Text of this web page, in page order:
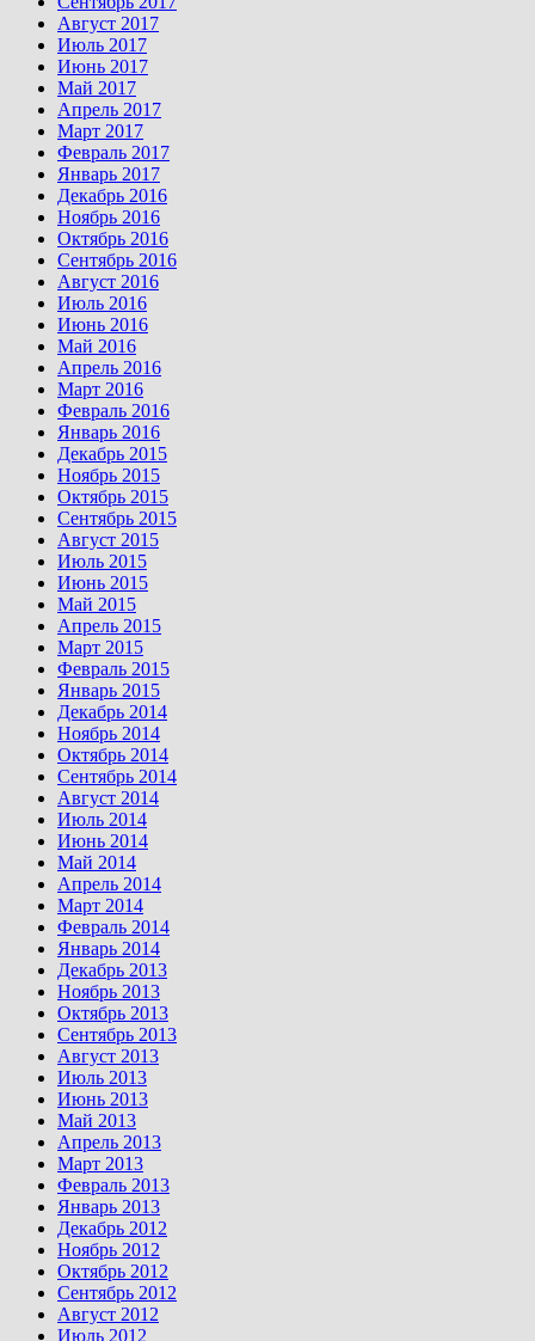
Август 2017
Июль 2017
Июнь 2017
Май 2017
Апрель 2017
Март 2017
Февраль 2017
Январь 2017
Декабрь 2016
Ноябрь 2016
Октябрь 2016
Сентябрь 2016
Август 2016
Июль 2016
Июнь 2016
Май 2016
Апрель 2016
Март 2016
Февраль 2016
Январь 2016
Декабрь 2015
Ноябрь 2015
Октябрь 2015
Сентябрь 2015
Август 2015
Июль 2015
Июнь 2015
Май 2015
Апрель 2015
Март 2015
Февраль 2015
Январь 2015
Декабрь 2014
Ноябрь 2014
Октябрь 2014
Сентябрь 2014
Август 2014
Июль 2014
Июнь 2014
Май 2014
Апрель 2014
Март 2014
Февраль 2014
Январь 2014
Декабрь 2013
Ноябрь 2013
Октябрь 2013
Сентябрь 2013
Август 2013
Июль 2013
Июнь 2013
Май 2013
Апрель 2013
Март 2013
Февраль 2013
Январь 2013
Декабрь 2012
Ноябрь 2012
Октябрь 2012
Сентябрь 2012
Август 2012
Июль 2012